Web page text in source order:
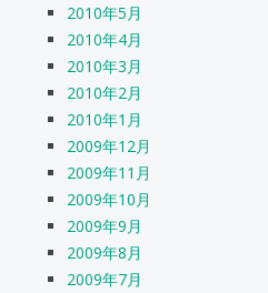
2010年5月
2010年4月
2010年3月
2010年2月
2010年1月
2009年12月
2009年11月
2009年10月
2009年9月
2009年8月
2009年7月